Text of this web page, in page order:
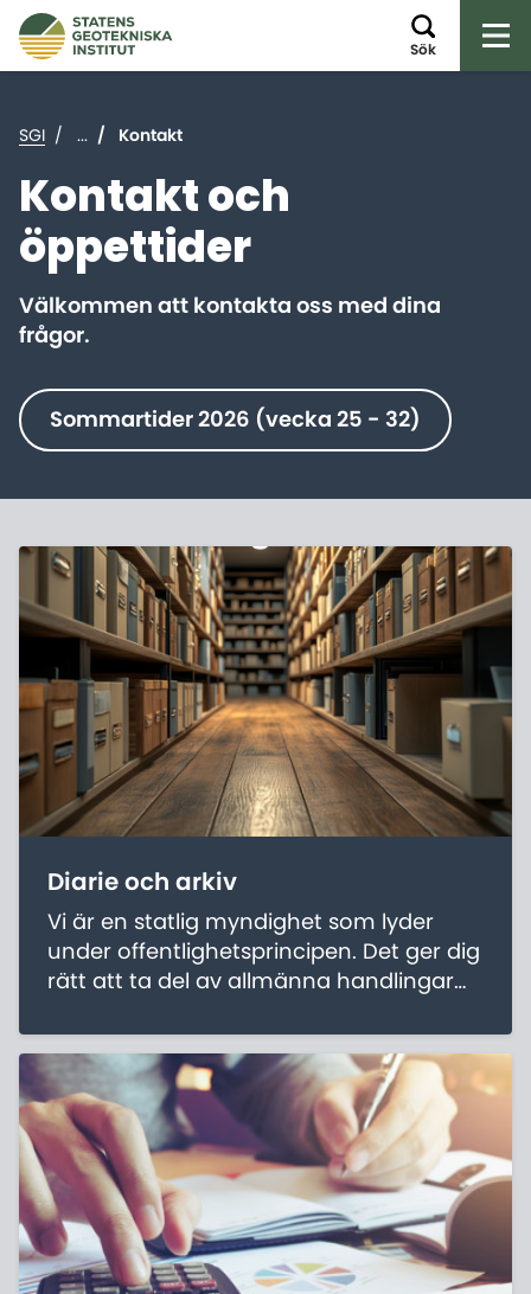
Sök
SGI ... Kontakt
Kontakt och
öppettider
Välkommen att kontakta oss med dina
frågor.
Sommartider 2026 (vecka 25 - 32)
Diarie och arkiv
Vi är en statlig myndighet som lyder
under offentlighetsprincipen. Det ger dig
rätt att ta del av allmänna handlingar
oss.